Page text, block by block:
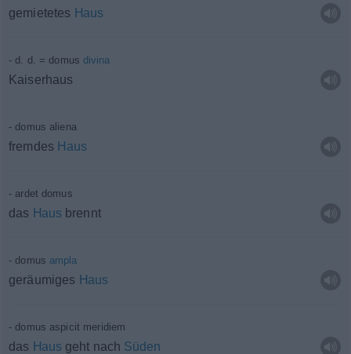
gemietetes Haus
d. d. = domusdivina
Kaiserhaus
domus aliena
fremdes Haus
ardet domus
das Haus brennt
domus ampla
geräumiges Haus
domus aspicit meridiem
das Haus geht nach Süden